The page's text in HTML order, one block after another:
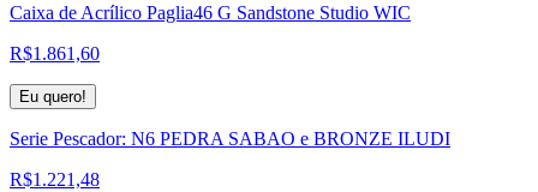
Caixa de Acrílico Paglia46 G Sandstone Studio WIC
R$1.861,60
Eu quero!
Serie Pescador: N6 PEDRA SABAO e BRONZE ILUDI
R$1.221,48